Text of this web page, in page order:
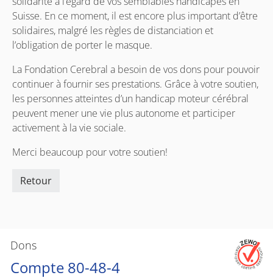
Dons
Compte 80-48-4
Suisse. En ce moment, il est encore plus important d’être
solidaires, malgré les règles de distanciation et
l’obligation de porter le masque.
La Fondation Cerebral a besoin de vos dons pour pouvoir
continuer à fournir ses prestations. Grâce à votre soutien,
les personnes atteintes d’un handicap moteur cérébral
peuvent mener une vie plus autonome et participer
activement à la vie sociale.
Merci beaucoup pour votre soutien!
Retour